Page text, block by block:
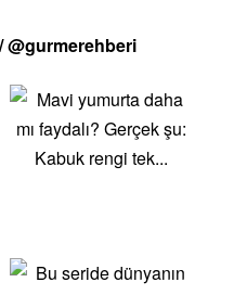
günlük hayatınızda
veya yumurtalı ekmek
enerjik bir başlangıç
doyurucu özelliği ve
sofralarınıza keyif
yumurta gibi ana
öğünler
@gurmerehberi